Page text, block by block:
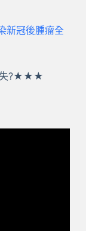
冠後腫瘤全
失?★★★